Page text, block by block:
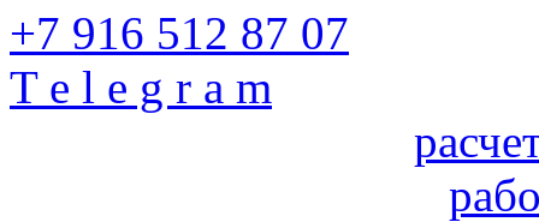
+7 916 512 87 07
T e l e g r a m